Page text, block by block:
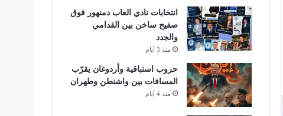
انتخابات نادي العاب دمنهور فوق
صفيح ساخن بين القدامي
والجدد
منذ 3 أيام
حروب استباقية وأردوغان يقرّب
المسافات بين واشنطن وطهران
منذ 4 أيام